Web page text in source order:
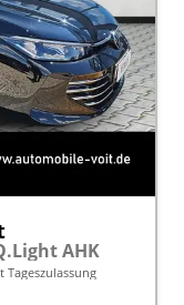
AHK
Tageszulassung